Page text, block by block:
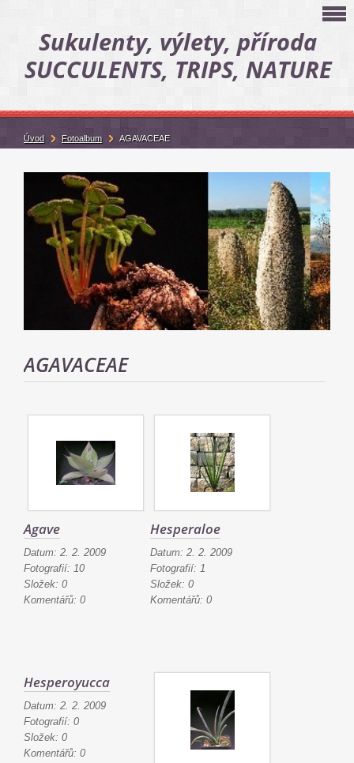
Sukulenty, výlety, příroda
SUCCULENTS, TRIPS, NATURE
AGAVACEAE
Agave
Datum: 2. 2. 2009
Fotografií: 10
Složek: 0
Komentářů: 0
Hesperaloe
Datum: 2. 2. 2009
Fotografií: 1
Složek: 0
Komentářů: 0
Hesperoyucca
Datum: 2. 2. 2009
Fotografií: 0
Složek: 0
Komentářů: 0
Úvod Fotoalbum AGAVACEAE